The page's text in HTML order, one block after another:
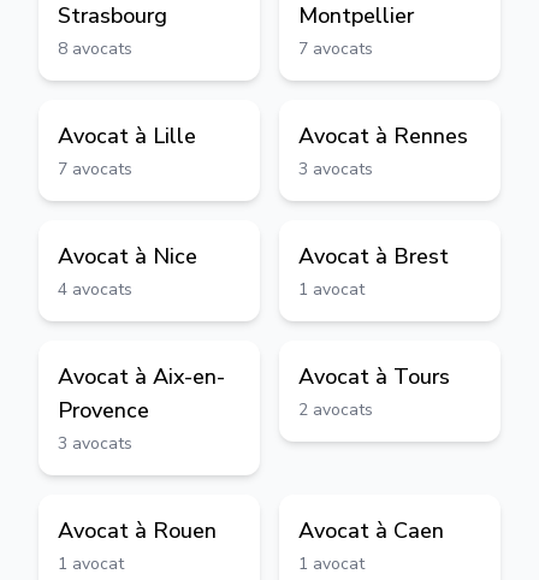
Strasbourg
8 avocats
Montpellier
7 avocats
Avocat à Lille
7 avocats
Avocat à Rennes
3 avocats
Avocat à Nice
4 avocats
Avocat à Brest
1 avocat
Avocat à Aix-en-
Provence
3 avocats
Avocat à Tours
2 avocats
Avocat à Rouen
1 avocat
Avocat à Caen
1 avocat